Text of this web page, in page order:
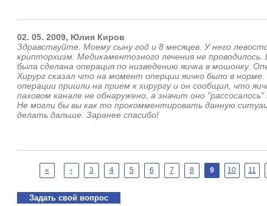
02. 05. 2009, Юлия Киров
Здравствуйте. Моему сыну год и 8 месяцев. У него
крипторхизм. Медикаментозного лечения не проводилось.
была сделана операция по низведению яичка в мошонку.
Хирург сказал что на момент оперции яичко было в
операции пришли на прием к хирургу и он сообщил, что
паховом канале не обнаружено, а значит оно
Не могли бы вы как то прокомментировать данную
делать дальше. Заранее спасибо!
Страницы
« ‹ 3 4 5 6 7 8 9 10 11
Задать свой вопрос